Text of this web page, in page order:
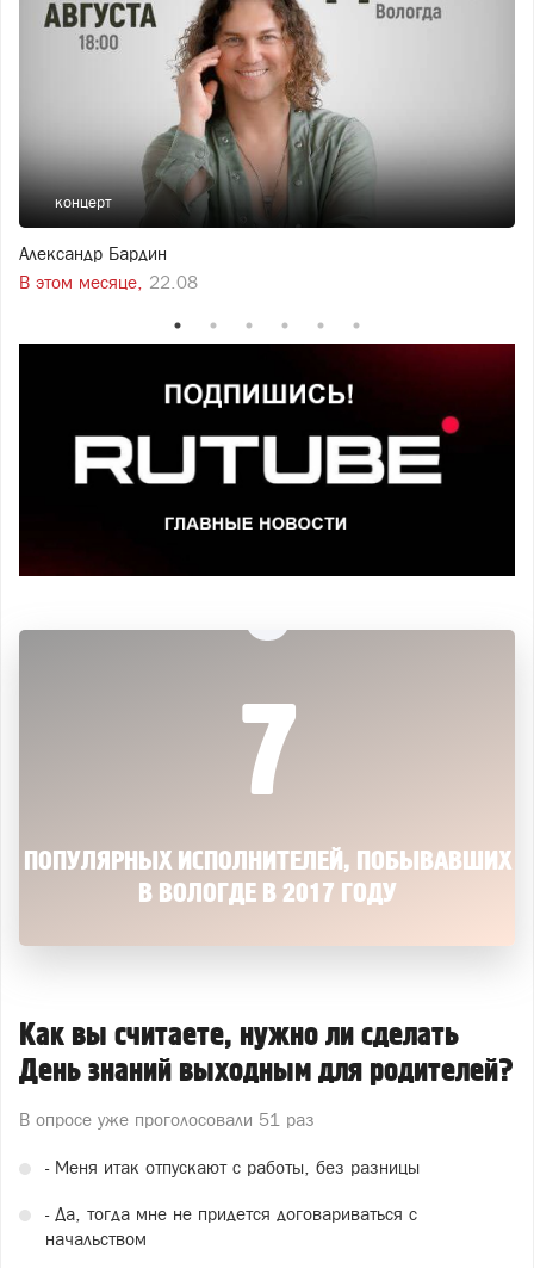
концерт
Александр Бардин
В этом месяце,
22.08
7
ПОПУЛЯРНЫХ ИСПОЛНИТЕЛЕЙ, ПОБЫВАВШИХ
В ВОЛОГДЕ В 2017 ГОДУ
Как вы считаете, нужно ли сделать
День знаний выходным для родителей?
В опросе уже проголосовали 51 раз
- Меня итак отпускают с работы, без разницы
- Да, тогда мне не придется договариваться с
начальством